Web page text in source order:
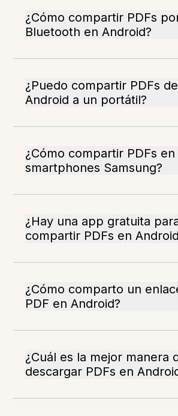
¿Cómo compartir PDFs
Bluetooth en Android?
¿Puedo compartir PDFs de
Android a un portátil?
¿Cómo compartir PDFs en
smartphones Samsung?
¿Hay una app gratuita
compartir PDFs en
¿Cómo comparto un
PDF en Android?
¿Cuál es la mejor manera
descargar PDFs en